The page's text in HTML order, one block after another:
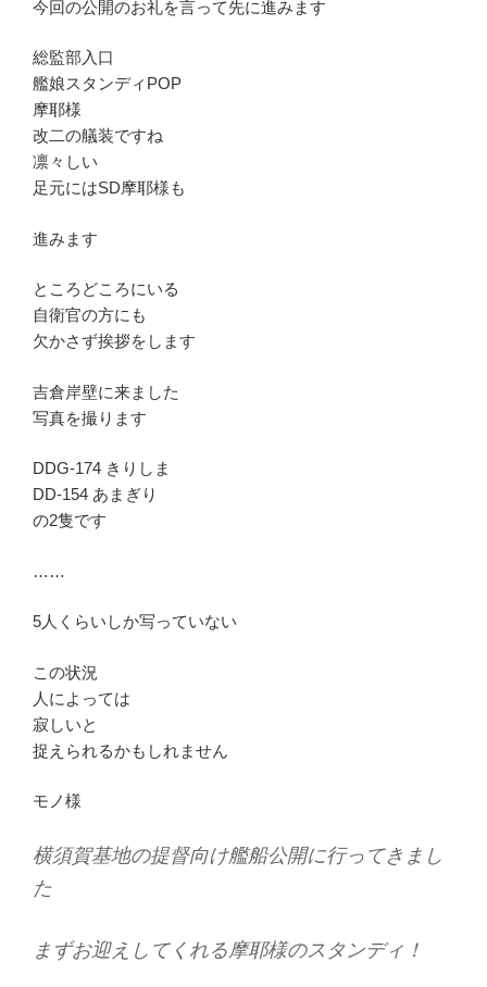
今回の公開のお礼を言って先に進みます
総監部入口
艦娘スタンディPOP
摩耶様
改二の艤装ですね
凛々しい
足元にはSD摩耶様も
進みます
ところどころにいる
自衛官の方にも
欠かさず挨拶をします
吉倉岸壁に来ました
写真を撮ります
DDG-174 きりしま
DD-154 あまぎり
の2隻です
……
5人くらいしか写っていない
この状況
人によっては
寂しいと
捉えられるかもしれません
モノ様
横須賀基地の提督向け艦船公開に行ってきまし
た
まずお迎えしてくれる摩耶様のスタンディ！